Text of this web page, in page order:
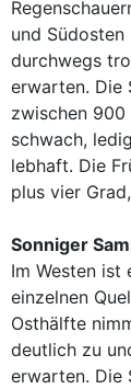
und Südosten
durchwegs
erwarten. Die
zwischen 900
schwach,
lebhaft. Die
plus vier
Sonniger
Im Westen ist
einzelnen
Osthälfte
deutlich zu
erwarten. Die